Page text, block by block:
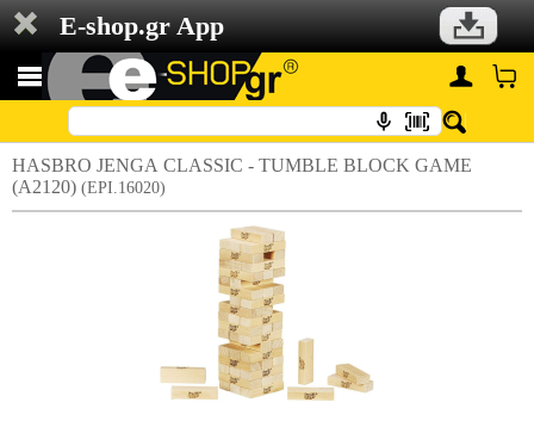
E-shop.gr App
HASBRO JENGA CLASSIC - TUMBLE BLOCK GAME
(A2120) (EPI.16020)